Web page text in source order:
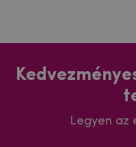
Legyen az